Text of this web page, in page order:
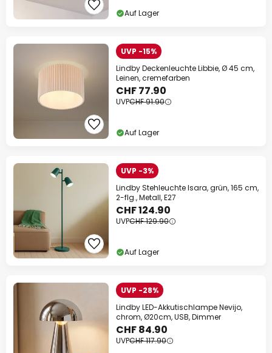
Auf Lager
UVP -15%
Lindby Deckenleuchte Libbie, Ø 45 cm,
Leinen, cremefarben
CHF 77.90
UVPCHF 91.90
Auf Lager
UVP -3%
Lindby Stehleuchte Isara, grün, 165 cm,
2-flg., Metall, E27
CHF 124.90
UVPCHF 129.90
Auf Lager
UVP -28%
Lindby LED-Akkutischlampe Nevijo,
chrom, Ø20cm, USB, Dimmer
CHF 84.90
UVPCHF 117.90